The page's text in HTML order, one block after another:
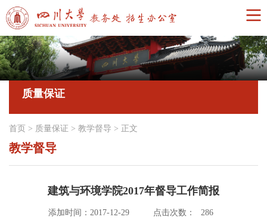
质量保证
首页 > 质量保证 > 教学督导 > 正文
教学督导
建筑与环境学院2017年督导工作简报
添加时间：2017-12-29 点击次数： 286